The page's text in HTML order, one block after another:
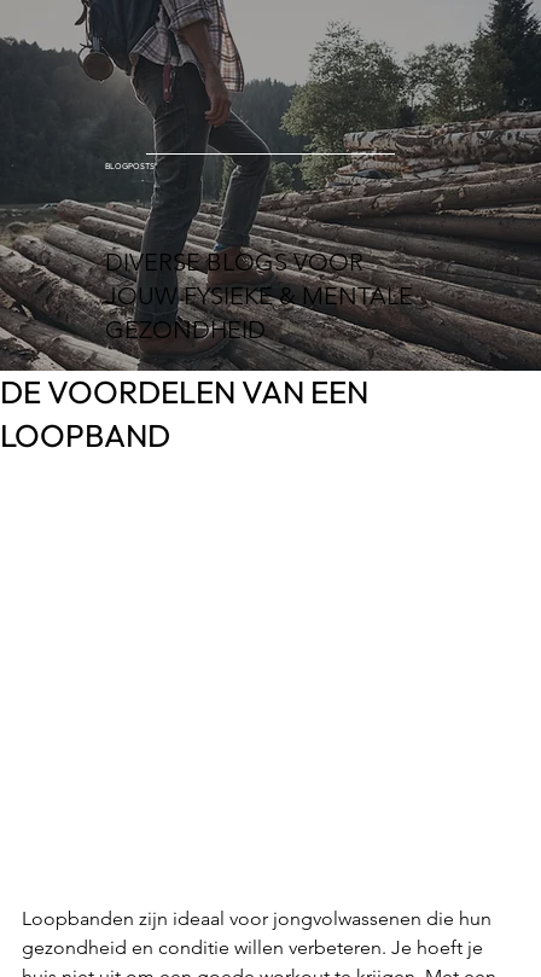
BLOGPOSTS
DIVERSE BLOGS VOOR
JOUW FYSIEKE & MENTALE
GEZONDHEID
DE VOORDELEN VAN EEN
LOOPBAND
Loopbanden zijn ideaal voor jongvolwassenen die hun
gezondheid en conditie willen verbeteren. Je hoeft je